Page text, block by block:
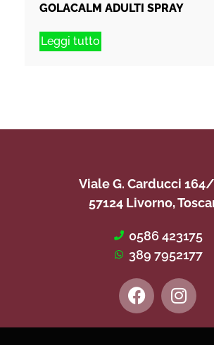
GOLACALM ADULTI SPRAY
Leggi tutto
Viale G. Carducci
57124 Livorno,
0586 423175
389 7952177